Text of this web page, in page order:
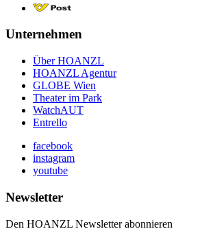
Unternehmen
Über HOANZL
HOANZL Agentur
GLOBE Wien
Theater im Park
WatchAUT
Entrello
facebook
instagram
youtube
Newsletter
Den HOANZL Newsletter abonnieren